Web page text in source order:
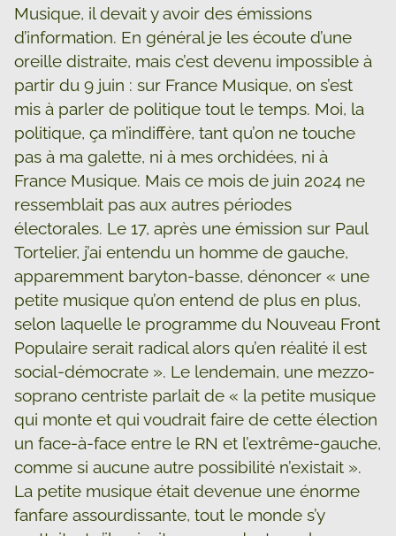
Musique, il devait y avoir des émissions
d’information. En général je les écoute d’une
oreille distraite, mais c’est devenu impossible à
partir du 9 juin : sur France Musique, on s’est
mis à parler de politique tout le temps. Moi, la
politique, ça m’indiffère, tant qu’on ne touche
pas à ma galette, ni à mes orchidées, ni à
France Musique. Mais ce mois de juin 2024 ne
ressemblait pas aux autres périodes
électorales. Le 17, après une émission sur Paul
Tortelier, j’ai entendu un homme de gauche,
apparemment baryton-basse, dénoncer « une
petite musique qu’on entend de plus en plus,
selon laquelle le programme du Nouveau Front
Populaire serait radical alors qu’en réalité il est
social-démocrate ». Le lendemain, une mezzo-
soprano centriste parlait de « la petite musique
qui monte et qui voudrait faire de cette élection
un face-à-face entre le RN et l’extrême-gauche,
comme si aucune autre possibilité n’existait ».
La petite musique était devenue une énorme
fanfare assourdissante, tout le monde s’y